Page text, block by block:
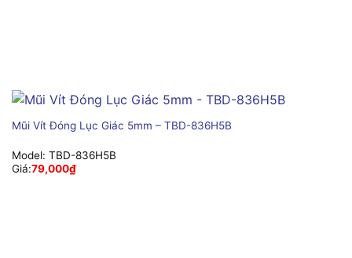
Mũi Vít Đóng Lục Giác 5mm – TBD-836H5B
Model: TBD-836H5B
Giá:79,000₫